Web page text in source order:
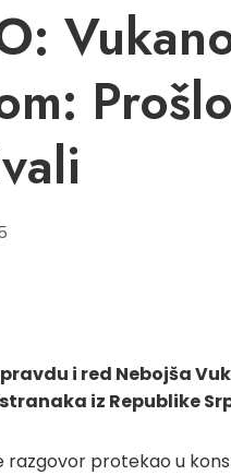
pravdu i red Nebojša
iz Republike
razgovor protekao u